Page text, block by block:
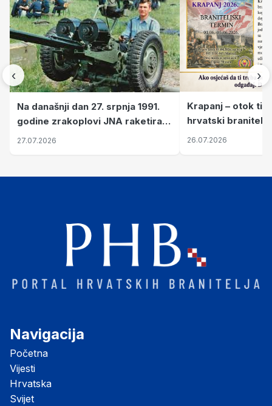
‹
Na današnji dan 27. srpnja 1991.
godine zrakoplovi JNA raketirali
su vojarnu i obučni centar "Nikola
27.07.2026
Krapanj – otok
hrvatski branitelji
pronalaze mir
26.07.2026
›
Navigacija
Početna
Vijesti
Hrvatska
Svijet